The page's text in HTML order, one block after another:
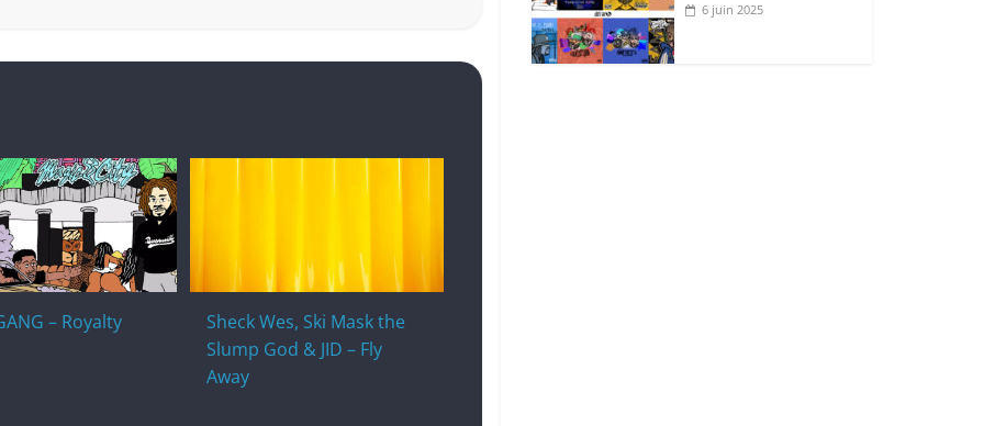
– Royalty
Sheck Wes, Ski Mask the
Slump God & JID – Fly
Away
6 juin 2025